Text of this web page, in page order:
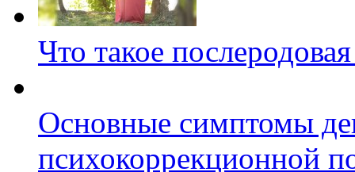
Что такое
Основные симптомы
психокоррекционной